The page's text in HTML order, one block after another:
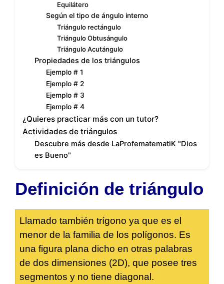
Equilátero
Según el tipo de ángulo interno
Triángulo rectángulo
Triángulo Obtusángulo
Triángulo Acutángulo
Propiedades de los triángulos
Ejemplo # 1
Ejemplo # 2
Ejemplo # 3
Ejemplo # 4
¿Quieres practicar más con un tutor?
Actividades de triángulos
Descubre más desde LaProfematematiK "Dios
es Bueno"
Definición de triángulo
Llamado también trígono ya que es el
menor de la familia de los polígonos. Es
una figura plana dicho en otras palabras
de dos dimensiones (2D), que posee tres
segmentos y no tiene diagonal.